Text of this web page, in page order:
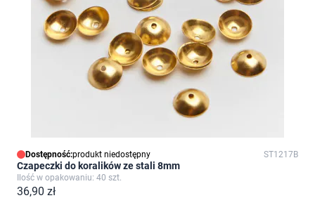
Dostępność:produkt niedostępny ST1217B
Czapeczki do koralików ze stali 8mm
Ilość w opakowaniu: 40 szt.
36,90 zł